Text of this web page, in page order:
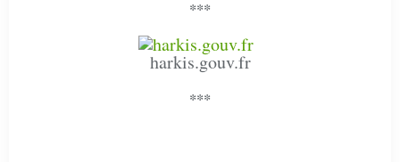
***
harkis.gouv.fr
***